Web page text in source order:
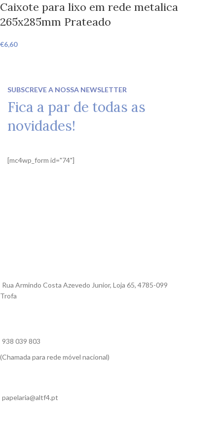
Caixote para lixo em rede metalica
265x285mm Prateado
€6,60
SUBSCREVE A NOSSA NEWSLETTER
Fica a par de todas as
novidades!
[mc4wp_form id="74"]
Rua Armindo Costa Azevedo Junior, Loja 65, 4785-099
Trofa
938 039 803
(Chamada para rede móvel nacional)
papelaria@altf4.pt